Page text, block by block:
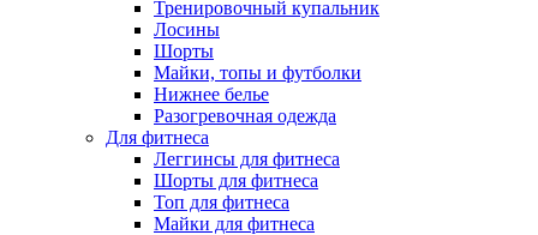
Тренировочный купальник
Лосины
Шорты
Майки, топы и футболки
Нижнее белье
Разогревочная одежда
Для фитнеса
Леггинсы для фитнеса
Шорты для фитнеса
Топ для фитнеса
Майки для фитнеса